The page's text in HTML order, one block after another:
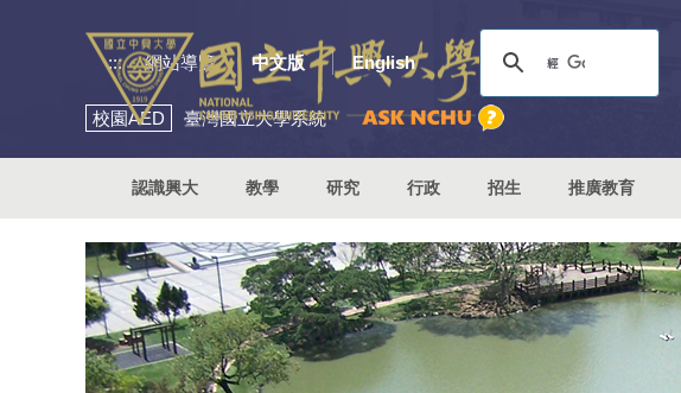
::: 網站導覽 中文版 English
校園AED 臺灣國立大學系統
認識興大 教學 研究 行政 招生 推廣教育